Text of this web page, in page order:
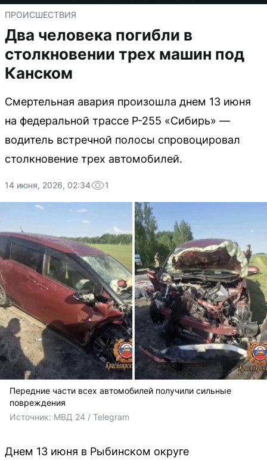
ПРОИСШЕСТВИЯ
Два человека погибли в
столкновении трех машин под
Канском
Смертельная авария произошла днем 13 июня
на федеральной трассе Р-255 «Сибирь» —
водитель встречной полосы спровоцировал
столкновение трех автомобилей.
14 июня, 2026, 02:34 1
Передние части всех автомобилей получили сильные
повреждения
Источник: МВД 24 / Telegram
Днем 13 июня в Рыбинском округе